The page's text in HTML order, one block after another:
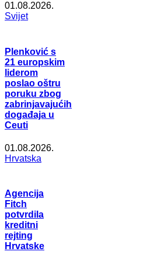
01.08.2026.
Svijet
Plenković s
21 europskim
liderom
poslao oštru
poruku zbog
zabrinjavajućih
događaja u
Ceuti
01.08.2026.
Hrvatska
Agencija
Fitch
potvrdila
kreditni
rejting
Hrvatske